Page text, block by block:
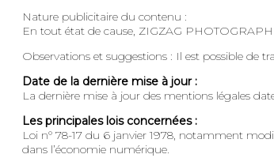
Nature publicitaire du contenu :
En tout état de cause, ZIGZAG
Observations et suggestions : Il est possible de
Date de la dernière mise à jour :
La dernière mise à jour des mentions légales
Les principales lois concernées :
Loi n° 78-17 du 6 janvier 1978, notamment
dans l’économie numérique.